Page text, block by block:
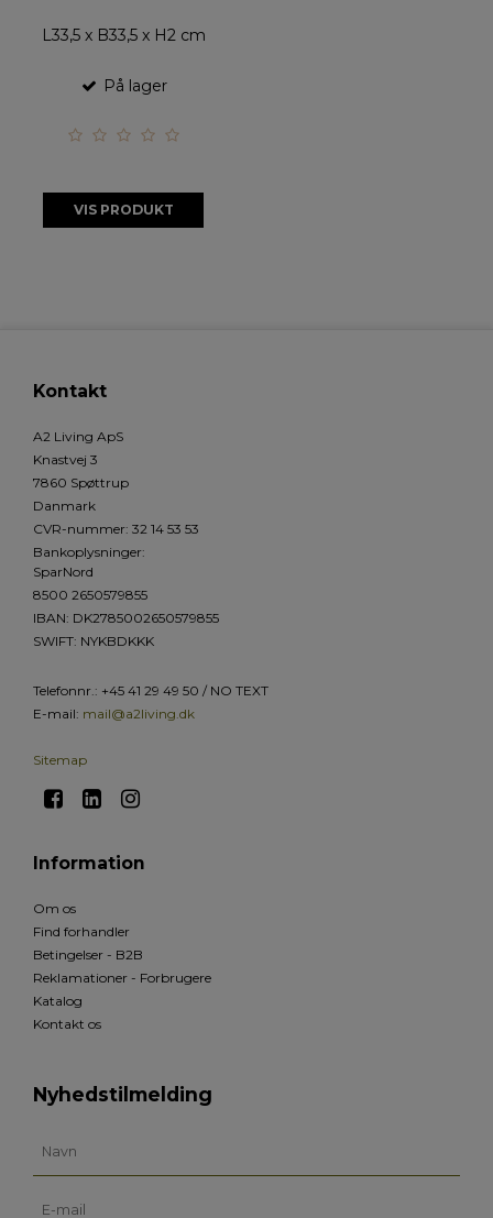
L33,5 x B33,5 x H2 cm
På lager
VIS PRODUKT
Kontakt
A2 Living ApS
Knastvej 3
7860 Spøttrup
Danmark
CVR-nummer: 32 14 53 53
Bankoplysninger:
SparNord
8500 2650579855
IBAN: DK2785002650579855
SWIFT: NYKBDKKK
Telefonnr.: +45 41 29 49 50 / NO TEXT
E-mail: mail@a2living.dk
Sitemap
Information
Om os
Find forhandler
Betingelser - B2B
Reklamationer - Forbrugere
Katalog
Kontakt os
Nyhedstilmelding